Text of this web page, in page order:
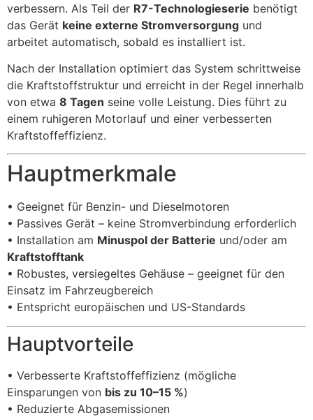
verbessern. Als Teil der R7-Technologieserie benötigt
das Gerät keine externe Stromversorgung und
arbeitet automatisch, sobald es installiert ist.
Nach der Installation optimiert das System schrittweise
die Kraftstoffstruktur und erreicht in der Regel innerhalb
von etwa 8 Tagen seine volle Leistung. Dies führt zu
einem ruhigeren Motorlauf und einer verbesserten
Kraftstoffeffizienz.
Hauptmerkmale
• Geeignet für Benzin- und Dieselmotoren
• Passives Gerät – keine Stromverbindung erforderlich
• Installation am Minuspol der Batterie und/oder am
Kraftstofftank
• Robustes, versiegeltes Gehäuse – geeignet für den
Einsatz im Fahrzeugbereich
• Entspricht europäischen und US-Standards
Hauptvorteile
• Verbesserte Kraftstoffeffizienz (mögliche
Einsparungen von bis zu 10–15 %)
• Reduzierte Abgasemissionen